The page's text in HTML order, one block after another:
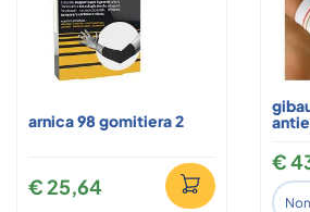
arnica 98 gomitiera 2
€ 25,64
€